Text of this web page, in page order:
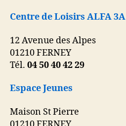
Centre de Loisirs ALFA 3A
12 Avenue des Alpes
01210 FERNEY
Tél. 04 50 40 42 29
Espace Jeunes
Maison St Pierre